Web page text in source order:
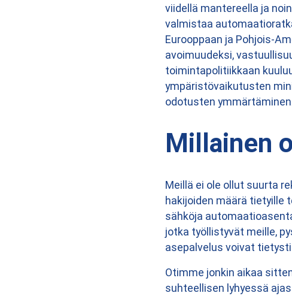
viidellä mantereella ja
valmistaa
Eurooppaan ja Pohjois-
avoimuudeksi,
toimintapolitiikkaan
ympäristövaikutusten
odotusten
Millainen
Meillä ei ole ollut suurta
hakijoiden määrä tietyille
sähköja
jotka työllistyvät meille,
asepalvelus voivat
Otimme jonkin aikaa
suhteellisen lyhyessä